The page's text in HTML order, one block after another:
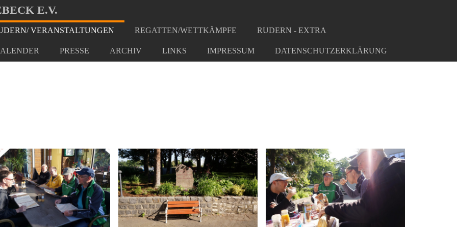
E.V.
VERANSTALTUNGEN REGATTEN/WETTKÄMPFE RUDERN - EXTRA
PRESSE ARCHIV LINKS IMPRESSUM DATENSCHUTZERKLÄRUNG